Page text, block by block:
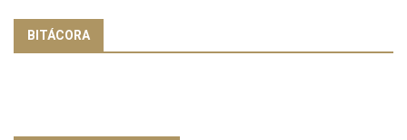
BITÁCORA